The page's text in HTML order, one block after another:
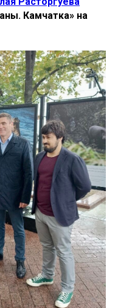
Камчатка» на